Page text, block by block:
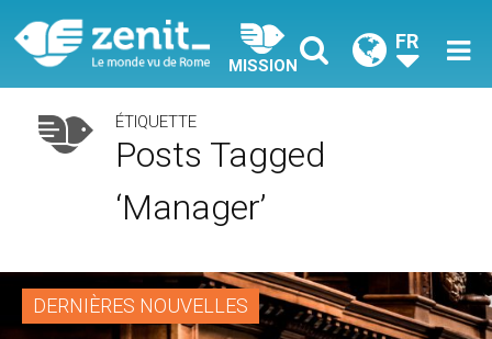
MISSION
FR
ÉTIQUETTE
Posts Tagged
‘manager’
DERNIÈRES NOUVELLES